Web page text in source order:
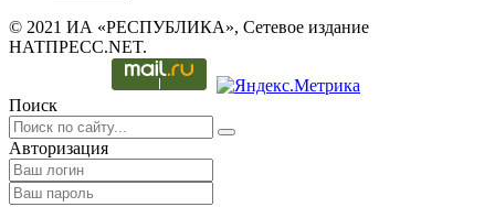
© 2021 ИА «РЕСПУБЛИКА», Сетевое издание
НАТПРЕСС.NET.
Поиск
Авторизация